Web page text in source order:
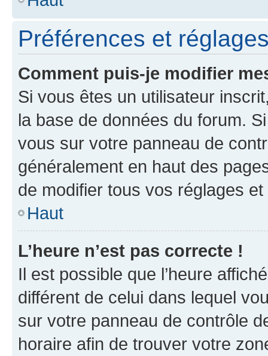
Préférences et
Comment puis-je modifier
Si vous êtes un utilisateur
la base de données du forum.
vous sur votre panneau de
généralement en haut des
de modifier tous vos réglages
Haut
L’heure n’est pas correcte !
Il est possible que l’heure
différent de celui dans lequel
sur votre panneau de contrôle
horaire afin de trouver votre